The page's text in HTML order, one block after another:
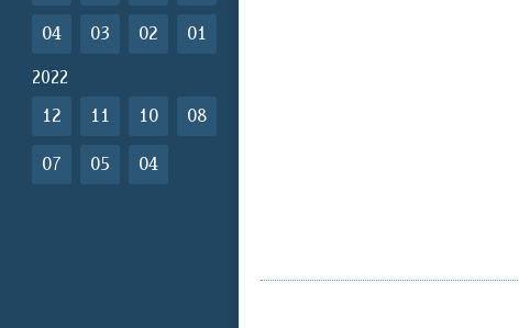
04 03 02 01
2022
12 11 10 08
07 05 04